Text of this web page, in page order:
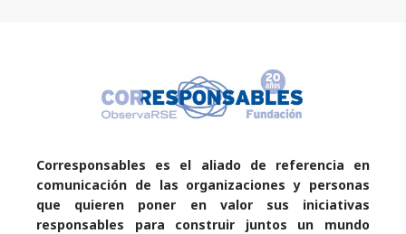
Corresponsables es el aliado de referencia en
comunicación de las organizaciones y personas
que quieren poner en valor sus iniciativas
responsables para construir juntos un mundo